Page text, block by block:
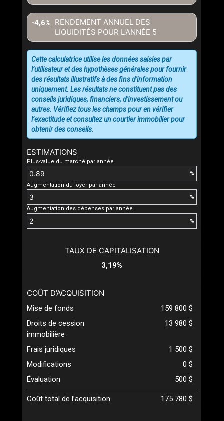
RENDEMENT ANNUEL DES
LIQUIDITÉS POUR L'ANNÉE 5
-4,6%
ESTIMATIONS
Plus-value du marché par année
%
Augmentation du loyer par année
%
Augmentation des dépenses par année
%
Cette calculatrice utilise les données saisies par
l’utilisateur et des hypothèses générales pour fournir
des résultats illustratifs à des fins d'information
uniquement. Les résultats ne constituent pas des
conseils juridiques, financiers, d'investissement ou
autres. Vérifiez tous les champs pour en vérifier
l’exactitude et consultez un courtier immobilier pour
obtenir des conseils.
TAUX DE CAPITALISATION
3,19%
COÛT D’ACQUISITION
Mise de fonds
159 800 $
Droits de cession
immobilière
13 980 $
Frais juridiques
1 500 $
Modifications
0 $
Évaluation
500 $
Coût total de l’acquisition 175 780 $